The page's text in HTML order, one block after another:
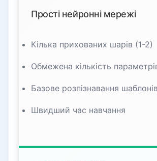
Прості нейронні мережі
Кілька прихованих шарів (1-2)
Обмежена кількість
Базове розпізнавання шаблонів
Швидший час навчання